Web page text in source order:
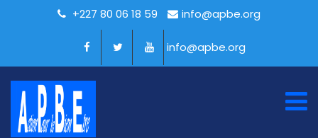
+227 80 06 18 59 info@apbe.org
info@apbe.org